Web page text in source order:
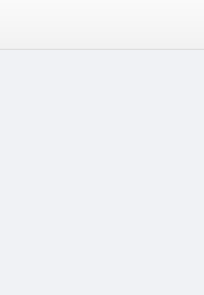
απόχρωση
σετ για αγόρι